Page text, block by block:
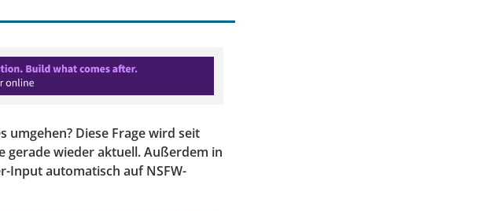
umgehen? Diese Frage wird seit
wieder aktuell. Außerdem in
Input automatisch auf NSFW-